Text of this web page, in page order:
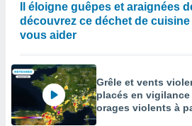
Il éloigne guêpes et araignées
découvrez ce déchet de
vous aider
Grêle et vents
placés en
orages violents à